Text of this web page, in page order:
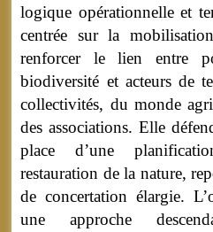
logique opérationnelle et
centrée sur la
renforcer le lien entre
biodiversité et acteurs de
collectivités, du monde
des associations. Elle
place d’une
restauration de la nature,
de concertation élargie.
une approche